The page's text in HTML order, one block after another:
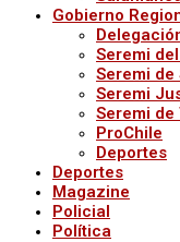
Gobierno
Seremi
Seremi de
Seremi
Seremi de
ProChile
Deportes
Deportes
Magazine
Policial
Política